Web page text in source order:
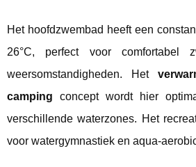
Het hoofdzwembad heeft een
26°C, perfect voor comfortabel
weersomstandigheden. Het
camping concept wordt hier
verschillende waterzones. Het
voor watergymnastiek en aqua-